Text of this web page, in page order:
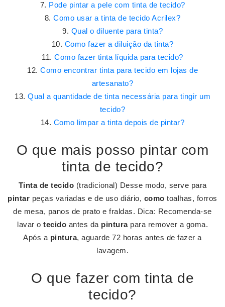
Pode pintar a pele com tinta de tecido?
Como usar a tinta de tecido Acrilex?
Qual o diluente para tinta?
Como fazer a diluição da tinta?
Como fazer tinta líquida para tecido?
Como encontrar tinta para tecido em lojas de
artesanato?
Qual a quantidade de tinta necessária para tingir um
tecido?
Como limpar a tinta depois de pintar?
O que mais posso pintar com
tinta de tecido?
Tinta de tecido (tradicional) Desse modo, serve para
pintar peças variadas e de uso diário, como toalhas, forros
de mesa, panos de prato e fraldas. Dica: Recomenda-se
lavar o tecido antes da pinturapara remover a goma.
Após a pintura, aguarde 72 horas antes de fazer a
lavagem.
O que fazer com tinta de
tecido?